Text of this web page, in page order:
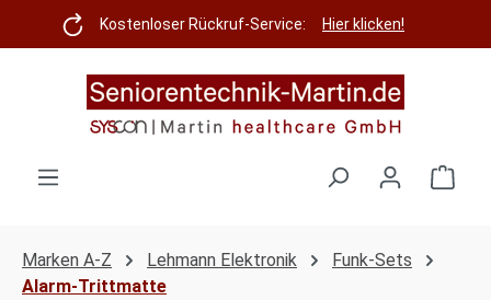
Zum Hauptinhalt springen
Kostenloser Rückruf-Service: Hier klicken!
Marken A-Z Lehmann Elektronik
Funk-Sets
Alarm-Trittmatte